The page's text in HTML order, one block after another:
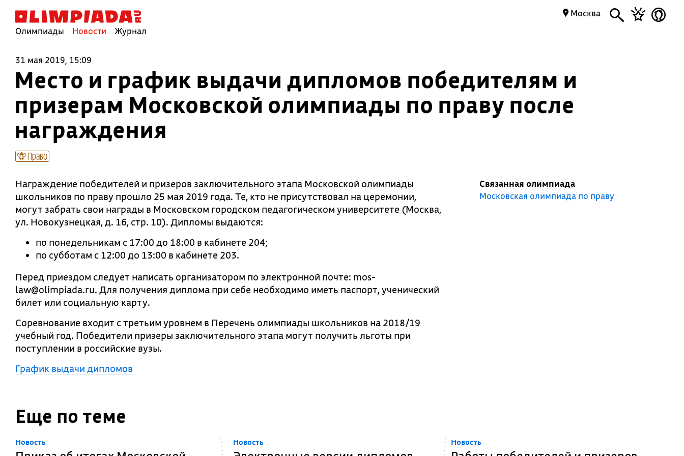
Олимпиады Новости Журнал
Москва
31 мая 2019, 15:09
Место и график выдачи дипломов победителям и
призерам Московской олимпиады по праву после
награждения
Право
Награждение победителей и призеров заключительного этапа Московской олимпиады
школьников по праву прошло 25 мая 2019 года. Те, кто не присутствовал на церемонии,
могут забрать свои награды в Московском городском педагогическом университете (Москва,
ул. Новокузнецкая, д. 16, стр. 10). Дипломы выдаются:
по понедельникам с 17:00 до 18:00 в кабинете 204;
по субботам с 12:00 до 13:00 в кабинете 203.
Перед приездом следует написать организатором по электронной почте: mos-
law@olimpiada.ru. Для получения диплома при себе необходимо иметь паспорт, ученический
билет или социальную карту.
Соревнование входит с третьим уровнем в Перечень олимпиады школьников на 2018/19
учебный год. Победители призеры заключительного этапа могут получить льготы при
поступлении в российские вузы.
График выдачи дипломов
Связанная олимпиада
Московская олимпиада по праву
Еще по теме
Новость Новость Новость